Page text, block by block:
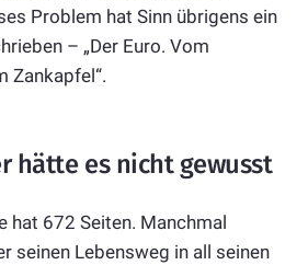
Problem hat Sinn übrigens ein
– „Der Euro. Vom
Zankapfel“.
hätte es nicht gewusst
hat 672 Seiten. Manchmal
seinen Lebensweg in all seinen